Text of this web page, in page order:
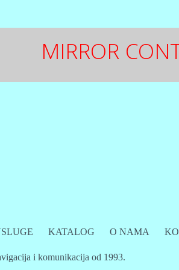
MIRROR
KATALOG O NAMA
i komunikacija od 1993.